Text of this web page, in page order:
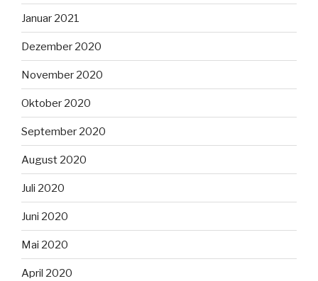
Januar 2021
Dezember 2020
November 2020
Oktober 2020
September 2020
August 2020
Juli 2020
Juni 2020
Mai 2020
April 2020